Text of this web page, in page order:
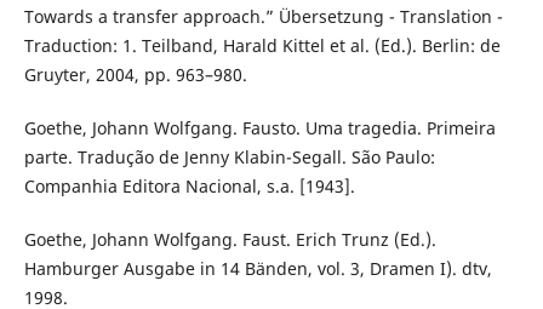
Towards a transfer approach.” Übersetzung - Translation -
Traduction: 1. Teilband, Harald Kittel et al. (Ed.). Berlin: de
Gruyter, 2004, pp. 963–980.
Goethe, Johann Wolfgang. Fausto. Uma tragedia. Primeira
parte. Tradução de Jenny Klabin-Segall. São Paulo:
Companhia Editora Nacional, s.a. [1943].
Goethe, Johann Wolfgang. Faust. Erich Trunz (Ed.).
Hamburger Ausgabe in 14 Bänden, vol. 3, Dramen I). dtv,
1998.